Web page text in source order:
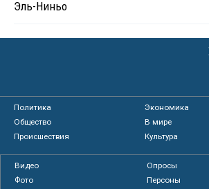
Эль-Ниньо
Политика
Экономика
Общество
В мире
Происшествия
Культура
Видео
Опросы
Фото
Персоны